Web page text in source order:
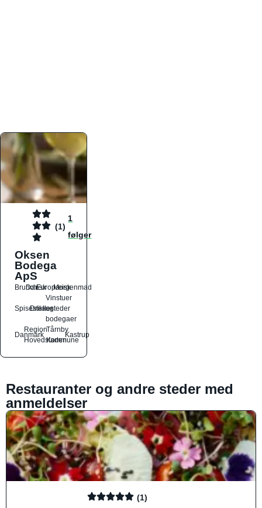
(1)
1
følger
Oksen
Bodega
ApS
Brunch
DanskEuropæiskMorgenmad
Spisesteder
Drikkesteder
Vinstuer
og
bodegaer
Danmark
Region
Hovedstaden
Tårnby
Kommune
Kastrup
Restauranter og andre steder med
anmeldelser
(1)